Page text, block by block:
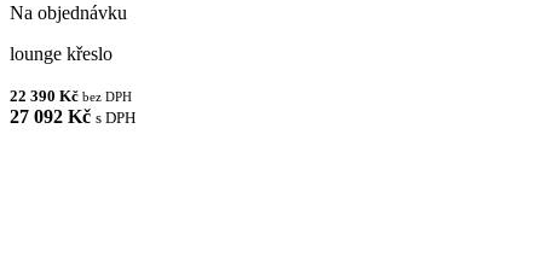
Na objednávku
lounge křeslo
22 390 Kč bez DPH
27 092 Kč s DPH